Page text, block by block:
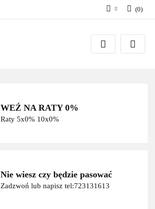
Zaloguj się
Zarejestruj się
(0)
WEŹ NA RATY 0%
Raty 5x0% 10x0%
Nie wiesz czy będzie pasować
Zadzwoń lub napisz tel:723131613